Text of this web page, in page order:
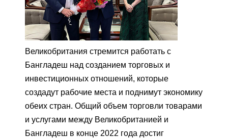
Великобритания стремится работать с
Бангладеш над созданием торговых и
инвестиционных отношений, которые
создадут рабочие места и поднимут экономику
обеих стран. Общий объем торговли товарами
и услугами между Великобританией и
Бангладеш в конце 2022 года достиг